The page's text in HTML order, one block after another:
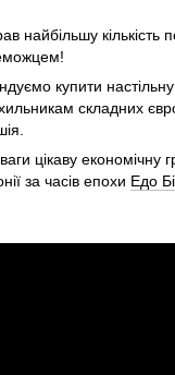
найбільшу кількість
купити
складних
цікаву економічну
за часів епохи Едо